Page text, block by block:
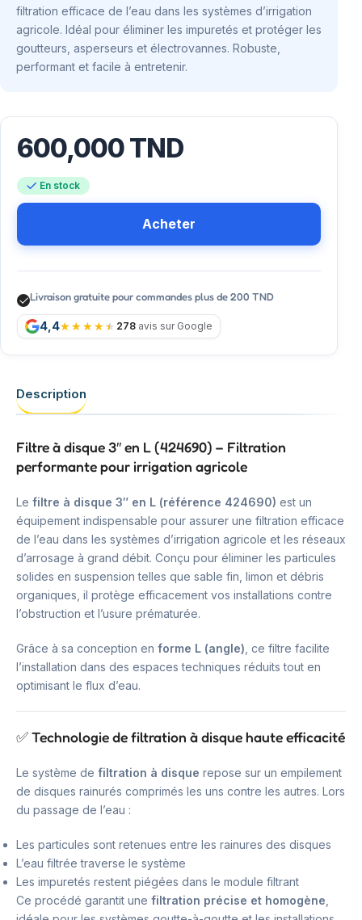
filtration efficace de l’eau dans les systèmes d’irrigation
agricole. Idéal pour éliminer les impuretés et protéger les
goutteurs, asperseurs et électrovannes. Robuste,
performant et facile à entretenir.
600,000TND
En stock
Acheter
Livraison gratuite pour commandes plus de 200 TND
4,4 278 avis sur Google
Description
Filtre à disque 3″ en L (424690) – Filtration
performante pour irrigation agricole
Le filtre à disque 3″ en L (référence 424690) est un
équipement indispensable pour assurer une filtration efficace
de l’eau dans les systèmes d’irrigation agricole et les réseaux
d’arrosage à grand débit. Conçu pour éliminer les particules
solides en suspension telles que sable fin, limon et débris
organiques, il protège efficacement vos installations contre
l’obstruction et l’usure prématurée.
Grâce à sa conception en forme L (angle) , ce filtre facilite
l’installation dans des espaces techniques réduits tout en
optimisant le flux d’eau.
✅ Technologie de filtration à disque haute efficacité
Le système de filtration à disque repose sur un empilement
de disques rainurés comprimés les uns contre les autres. Lors
du passage de l’eau :
Les particules sont retenues entre les rainures des disques
L’eau filtrée traverse le système
Les impuretés restent piégées dans le module filtrant
Ce procédé garantit une filtration précise et homogène